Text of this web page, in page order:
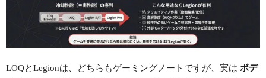
LOQとLegionは、どちらもゲーミングノートですが、実は ボデ